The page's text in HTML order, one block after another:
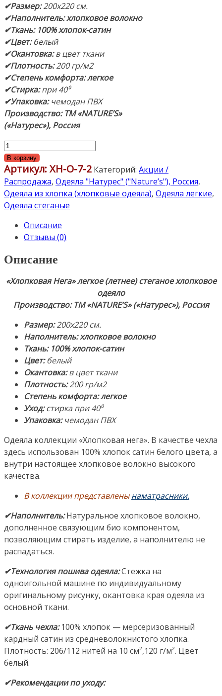
✔Размер:200х220 см.
✔Наполнитель: хлопковое волокно
✔Ткань: 100% хлопок-сатин
✔Цвет:белый
✔Окантовка:в цвет ткани
✔Плотность:200 гр/м2
✔Степень комфорта: легкое
✔Стирка:при 40⁰
✔Упаковка:чемодан ПВХ
Производство: ТМ «NATURE’S»
(«Натурес»), Россия
Количество
товара
«Хлопковая
Нега»
200х220см.
Легкое
стеганое
хлопковое
Наполнитель:
хлопковое
Ткань:
100%
Хлопок-
Сатин.
Производство:
ТМ
«NATURE’S»
(«Натурес»),
Россия
В корзину
Артикул: ХН-О-7-2 Категорий: Акции /
Распродажа, Одеяла "Натурес" ("Nature’s"), Россия,
Одеяла из хлопка (хлопковые одеяла), Одеяла легкие,
Одеяла стеганые
Описание
Отзывы (0)
Описание
«Хлопковая Нега» легкое (летнее) стеганое хлопковое
одеяло
Производство: ТМ «NATURE’S» («Натурес»), Россия
Размер:200х220 см.
Наполнитель: хлопковое волокно
Ткань: 100% хлопок-сатин
Цвет:белый
Окантовка:в цвет ткани
Плотность:200 гр/м2
Степень комфорта: легкое
Уход:стирка при 40⁰
Упаковка:чемодан ПВХ
Одеяла коллекции «Хлопковая нега». В качестве чехла
здесь использован 100% хлопок сатин белого цвета, а
внутри настоящее хлопковое волокно высокого
качества.
В коллекции представленынаматрасники.
✔Наполнитель: Натуральное хлопковое волокно,
дополненное связующим био компонентом,
позволяющим стирать изделие, а наполнителю не
распадаться.
✔Технология пошива одеяла:Стежка на
одноигольной машине по индивидуальному
оригинальному рисунку, окантовка края одеяла из
основной ткани.
✔Ткань чехла: 100% хлопок — мерсеризованный
кардный сатин из средневолокнистого хлопка.
Плотность: 206/112 нитей на 10 см²,120 г/м². Цвет
белый.
✔Рекомендации по уходу: